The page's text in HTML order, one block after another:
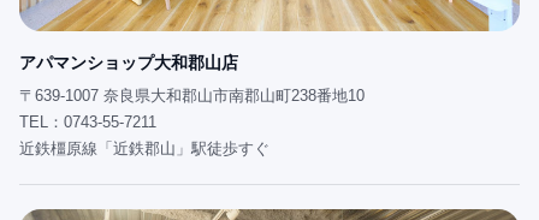
アパマンショップ大和郡山店
〒639-1007 奈良県大和郡山市南郡山町238番地10
TEL：0743-55-7211
近鉄橿原線「近鉄郡山」駅徒歩すぐ